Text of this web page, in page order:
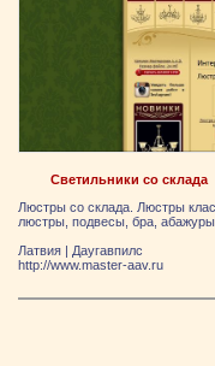
Светильники со склада
Люстры со склада. Люстры
люстры, подвесы, бра,
Латвия
Даугавпилс
http://www.master-aav.ru